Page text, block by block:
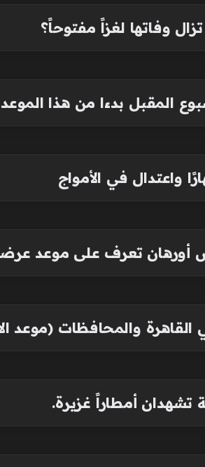
وفاتها لغزاً مفتوحاً؟
المقبل بدءا من هذا الموعد
واعتدال في الأمواج
تشهدان أمطاراً غزيرة.